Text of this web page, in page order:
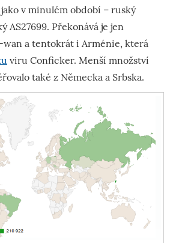
v minulém období – ruský
AS27699. Překonává je jen
wan a tentokrát i Arménie, která
viru Conficker. Menší množství
také z Německa a Srbska.